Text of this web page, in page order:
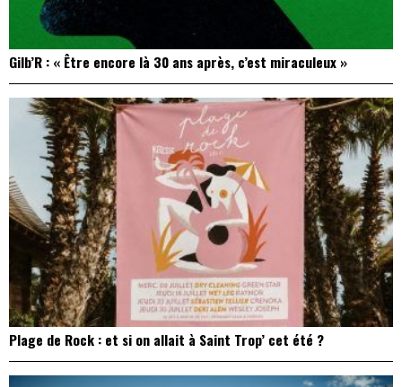
Gilb’R : « Être encore là 30 ans après, c’est miraculeux »
Plage de Rock : et si on allait à Saint Trop’ cet été ?